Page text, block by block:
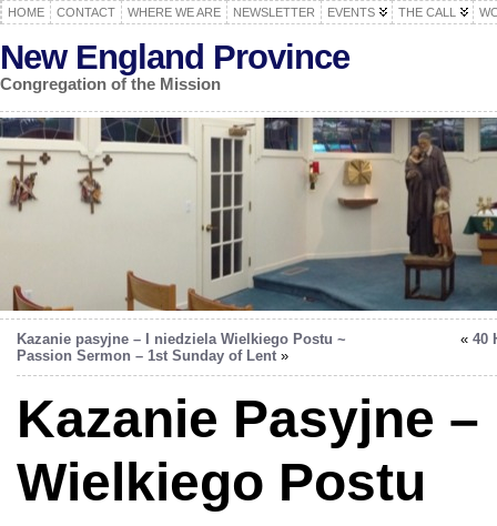
HOME CONTACT WHERE WE ARE NEWSLETTER EVENTS THE CALL
New England Province
Congregation of the Mission
Kazanie pasyjne – I niedziela Wielkiego Postu ~
Passion Sermon – 1st Sunday of Lent »
« 40
Kazanie Pasyjne –
Wielkiego Postu